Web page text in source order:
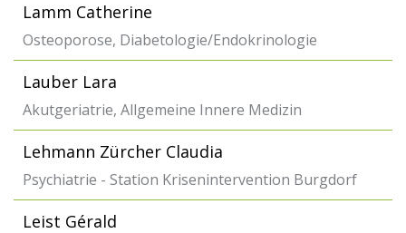
Lamm Catherine
Osteoporose, Diabetologie/Endokrinologie
Lauber Lara
Akutgeriatrie, Allgemeine Innere Medizin
Lehmann Zürcher Claudia
Psychiatrie - Station Krisenintervention Burgdorf
Leist Gérald